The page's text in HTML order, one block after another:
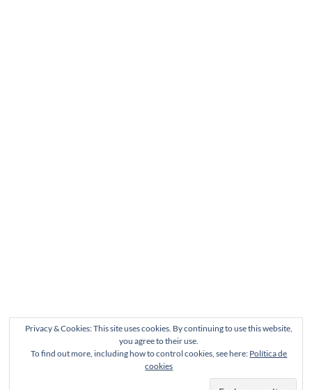
Privacy & Cookies: This site uses cookies. By continuing to use this website,
you agree to their use.
To find out more, including how to control cookies, see here: Política de
cookies